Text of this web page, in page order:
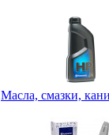
Масла, смазки,